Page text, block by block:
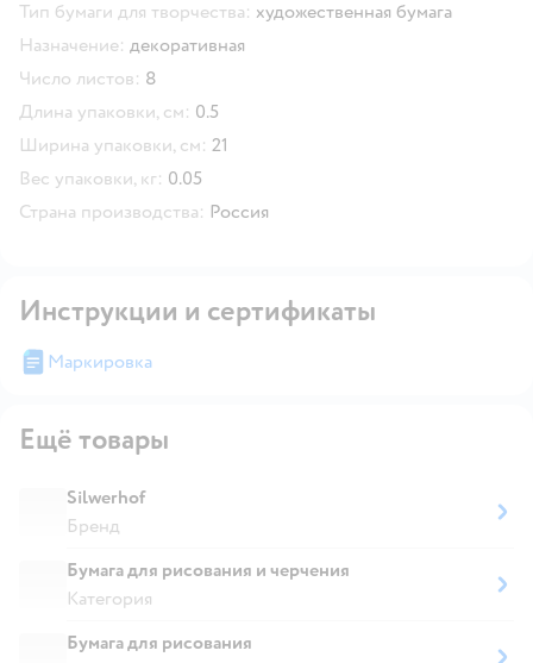
Тип бумаги для творчества: художественная бумага
Назначение: декоративная
Число листов: 8
Длина упаковки, см: 0.5
Ширина упаковки, см: 21
Вес упаковки, кг: 0.05
Страна производства: Россия
Инструкции и сертификаты
Маркировка
Ещё товары
Silwerhof
Бренд
Бумага для рисования и черчения
Категория
Бумага для рисования